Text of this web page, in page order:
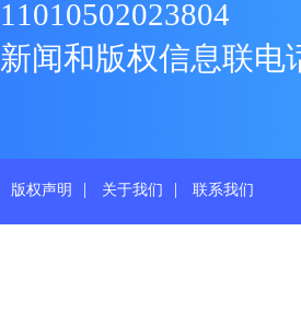
11010502023804
新闻和版权信息联电
版权声明 | 关于我们 | 联系我们